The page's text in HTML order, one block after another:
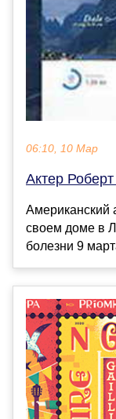
06:10, 10 Мар
Актер
Американский
своем доме в
болезни 9